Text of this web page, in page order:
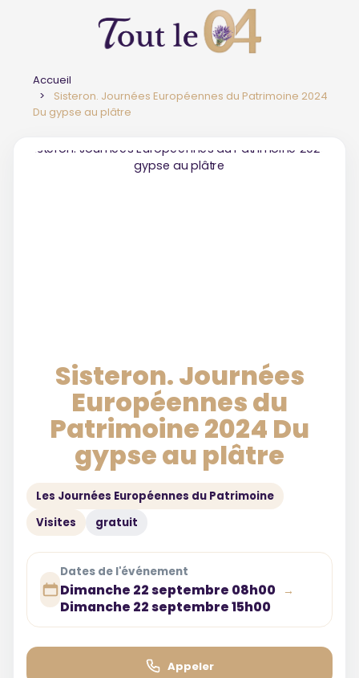
Accueil
Sisteron. Journées Européennes du Patrimoine 2024
Du gypse au plâtre
Sisteron. Journées
Européennes du
Patrimoine 2024 Du
gypse au plâtre
Les Journées Européennes du Patrimoine
Visites
gratuit
Dates de l'événement
Dimanche 22 septembre 08h00 →
Dimanche 22 septembre 15h00
Appeler